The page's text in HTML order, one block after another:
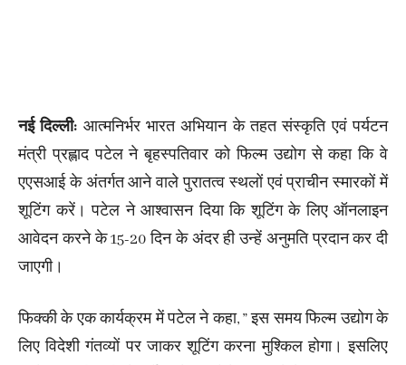
नई दिल्ली: आत्मनिर्भर भारत अभियान के तहत संस्कृति एवं पर्यटन
मंत्री प्रह्लाद पटेल ने बृहस्पतिवार को फिल्म उद्योग से कहा कि वे
एएसआई के अंतर्गत आने वाले पुरातत्व स्थलों एवं प्राचीन स्मारकों में
शूटिंग करें। पटेल ने आश्वासन दिया कि शूटिंग के लिए ऑनलाइन
आवेदन करने के 15-20 दिन के अंदर ही उन्हें अनुमति प्रदान कर दी
जाएगी।
फिक्की के एक कार्यक्रम में पटेल ने कहा, ” इस समय फिल्म उद्योग के
लिए विदेशी गंतव्यों पर जाकर शूटिंग करना मुश्किल होगा। इसलिए